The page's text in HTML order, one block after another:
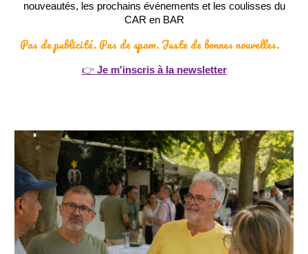
nouveautés, les prochains événements et les coulisses du
CAR en BAR
Pas de publicité. Pas de spam. Juste de bonnes nouvelles.
👉 Je m'inscris à la newsletter